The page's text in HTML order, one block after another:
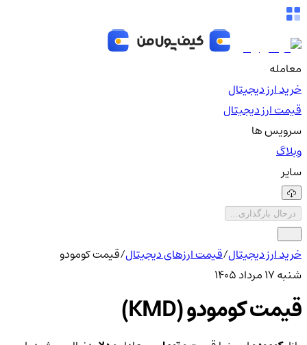
معامله
خرید ارز دیجیتال
قیمت ارز دیجیتال
سرویس ها
وبلاگ
سایر
درحال بارگذاری...
خرید ارز دیجیتال/قیمت ارزهای دیجیتال/قیمت کومودو
شنبه ۱۷ مرداد ۱۴۰۵
قیمت کومودو (KMD)